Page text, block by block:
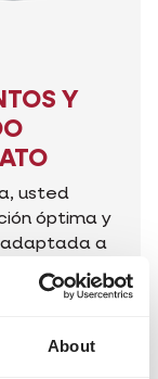
About
Y
usted
óptima y
adaptada a
usted
con